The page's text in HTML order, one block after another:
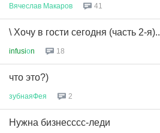
Вячеслав Макаров 41
\ Хочу в гости сегодня (часть 2-я)..
infusiоn 18
что это?)
зубнаяФея 2
Нужна бизнесссс-леди